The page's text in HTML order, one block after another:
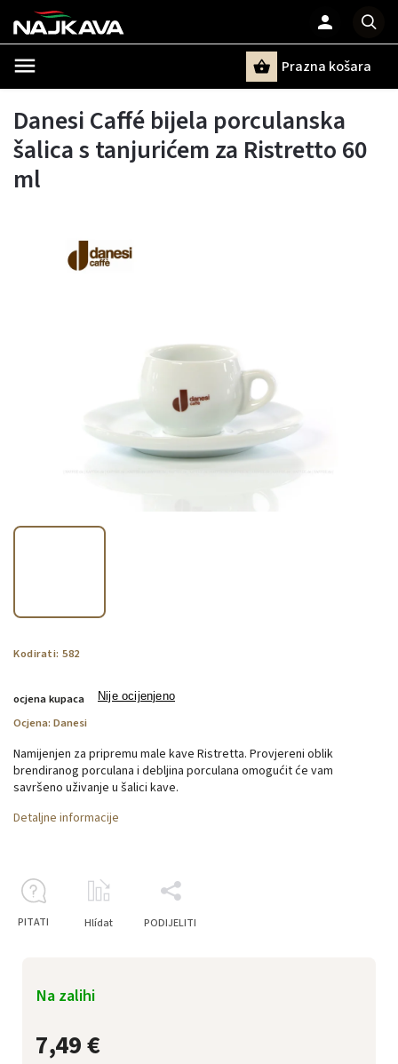
Prazna košara
Danesi Caffé bijela porculanska
šalica s tanjurićem za Ristretto 60
ml
Kodirati: 582
ocjena kupaca Nije ocijenjeno
Ocjena: Danesi
7,49 €
Na zalihi
Namijenjen za pripremu male kave Ristretta. Provjereni oblik
brendiranog porculana i debljina porculana omogućit će vam
savršeno uživanje u šalici kave.
Detaljne informacije
PITATI Hlídat PODIJELITI